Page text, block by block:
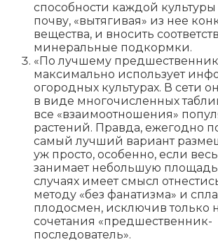
способности каждой культуры
почву, «вытягивая» из нее
вещества, и вносить
минеральные подкормки.
«По лучшему
максимально использует
огородных культурах. В сети
в виде многочисленных
все «взаимоотношения»
растений. Правда, ежегодно
самый лучший вариант
уж просто, особенно, если
занимает небольшую
случаях имеет смысл
методу «без фанатизма» и
плодосмен, исключив только
сочетания «предшественник-
последователь».